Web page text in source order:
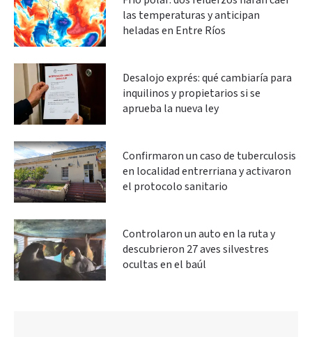
las temperaturas y anticipan
heladas en Entre Ríos
Desalojo exprés: qué cambiaría para
inquilinos y propietarios si se
aprueba la nueva ley
Confirmaron un caso de tuberculosis
en localidad entrerriana y activaron
el protocolo sanitario
Controlaron un auto en la ruta y
descubrieron 27 aves silvestres
ocultas en el baúl